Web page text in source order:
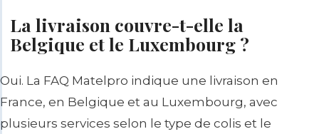
La livraison couvre-t-elle la
Belgique et le Luxembourg ?
Oui. La FAQ Matelpro indique une livraison en
France, en Belgique et au Luxembourg, avec
plusieurs services selon le type de colis et le